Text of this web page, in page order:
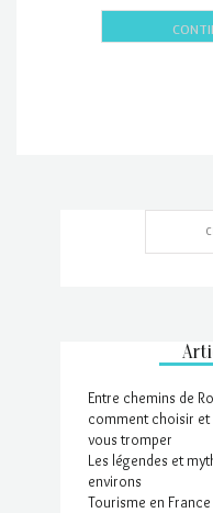
Entre chemins de
comment choisir
vous tromper
Les légendes et
environs
Tourisme en